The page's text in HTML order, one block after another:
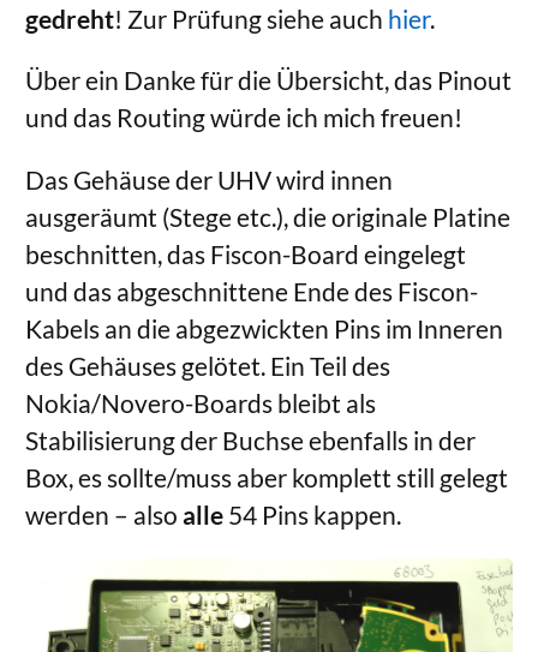
gedreht! Zur Prüfung siehe auch hier.
Über ein Danke für die Übersicht, das Pinout
und das Routing würde ich mich freuen!
Das Gehäuse der UHV wird innen
ausgeräumt (Stege etc.), die originale Platine
beschnitten, das Fiscon-Board eingelegt
und das abgeschnittene Ende des Fiscon-
Kabels an die abgezwickten Pins im Inneren
des Gehäuses gelötet. Ein Teil des
Nokia/Novero-Boards bleibt als
Stabilisierung der Buchse ebenfalls in der
Box, es sollte/muss aber komplett still gelegt
werden – also alle54 Pins kappen.